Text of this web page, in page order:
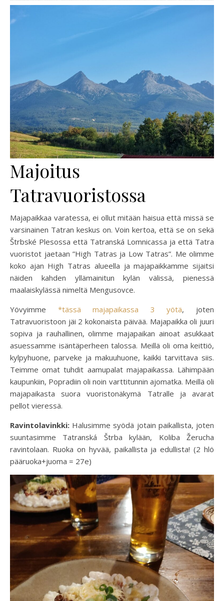
Majoitus
Tatravuoristossa
Majapaikkaa varatessa, ei ollut mitään haisua että missä se
varsinainen Tatran keskus on. Voin kertoa, että se on sekä
Štrbské Plesossa että Tatranská Lomnicassa ja että Tatra
vuoristot jaetaan ”High Tatras ja Low Tatras”. Me olimme
koko ajan High Tatras alueella ja majapaikkamme sijaitsi
näiden kahden yllämainitun kylän välissä, pienessä
maalaiskylässä nimeltä Mengusovce.
Yövyimme *tässä majapaikassa 3 yötä, joten
Tatravuoristoon jäi 2 kokonaista päivää. Majapaikka oli juuri
sopiva ja rauhallinen, olimme majapaikan ainoat asukkaat
asuessamme isäntäperheen talossa. Meillä oli oma keittiö,
kylpyhuone, parveke ja makuuhuone, kaikki tarvittava siis.
Teimme omat tuhdit aamupalat majapaikassa. Lähimpään
kaupunkiin, Popradiin oli noin varttitunnin ajomatka. Meillä oli
majapaikasta suora vuoristonäkymä Tatralle ja avarat
pellot vieressä.
Ravintolavinkki: Halusimme syödä jotain paikallista, joten
suuntasimme Tatranská Štrba kylään, Koliba Žerucha
ravintolaan. Ruoka on hyvää, paikallista ja edullista! (2 hlö
pääruoka+juoma = 27e)